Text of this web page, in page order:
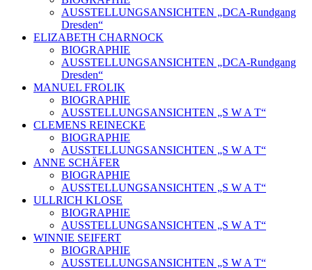
AUSSTELLUNGSANSICHTEN „DCA-Rundgang
Dresden“
ELIZABETH CHARNOCK
BIOGRAPHIE
AUSSTELLUNGSANSICHTEN „DCA-Rundgang
Dresden“
MANUEL FROLIK
BIOGRAPHIE
AUSSTELLUNGSANSICHTEN „S W A T“
CLEMENS REINECKE
BIOGRAPHIE
AUSSTELLUNGSANSICHTEN „S W A T“
ANNE SCHÄFER
BIOGRAPHIE
AUSSTELLUNGSANSICHTEN „S W A T“
ULLRICH KLOSE
BIOGRAPHIE
AUSSTELLUNGSANSICHTEN „S W A T“
WINNIE SEIFERT
BIOGRAPHIE
AUSSTELLUNGSANSICHTEN „S W A T“